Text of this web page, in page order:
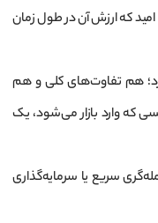
که ارزش آن در طول زمان
هم تفاوت‌های کلی و هم
که وارد بازار می‌شود، یک
سریع یا سرمایه‌گذاری